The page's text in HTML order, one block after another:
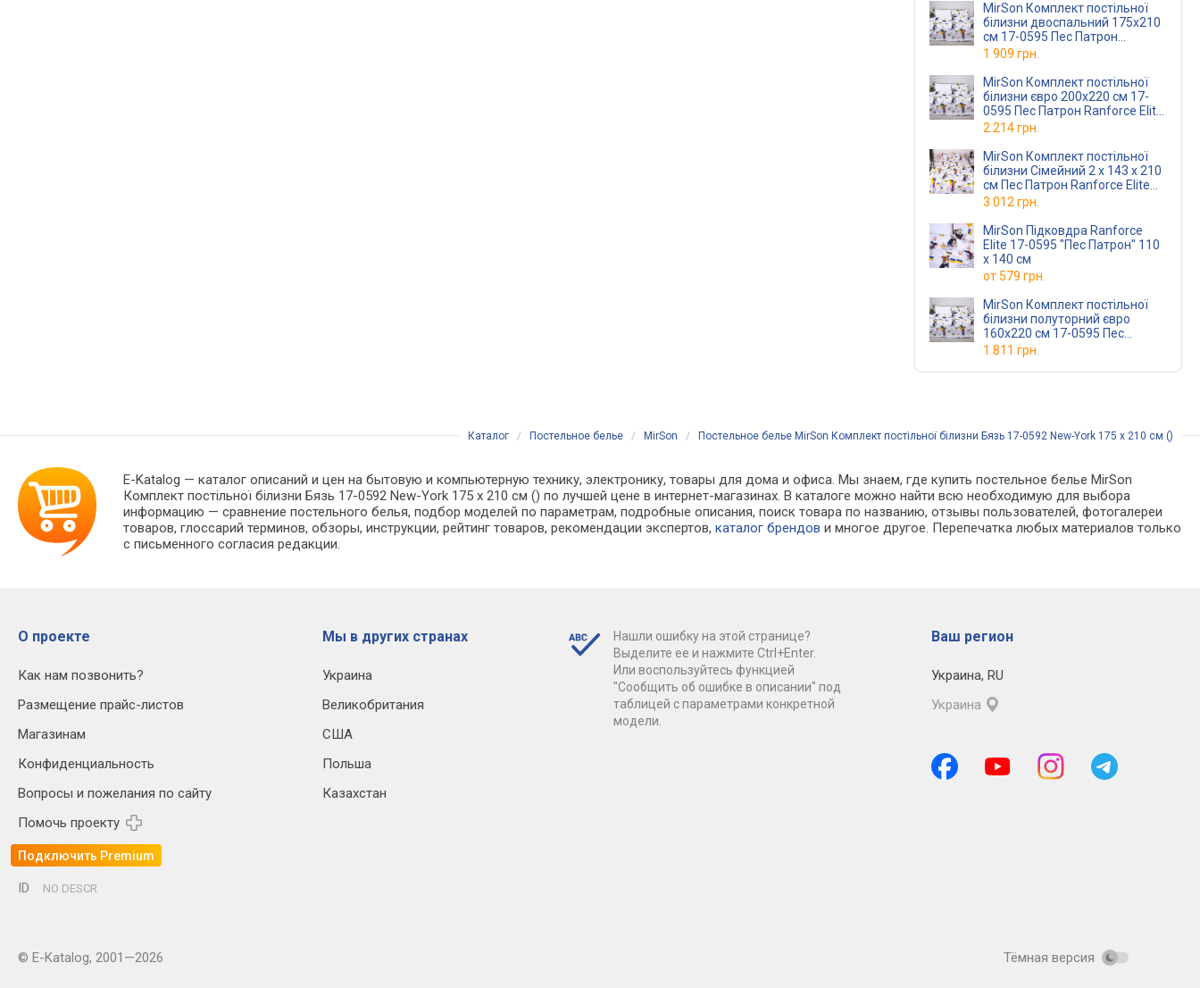
MirSon Комплект постільної
білизни двоспальний 175х210
см 17-0595 Пес Патрон
Ranforce Elite
1 909 грн.
MirSon Комплект постільної
білизни євро 200х220 см 17-
0595 Пес Патрон Ranforce Elite
(2200008418519)
2 214 грн.
MirSon Комплект постільної
білизни Сімейний 2 x 143 x 210
см Пес Патрон Ranforce Elite
17-0595
3 012 грн.
MirSon Підковдра Ranforce
Elite 17-0595 "Пес Патрон" 110
x 140 см
от579 грн.
MirSon Комплект постільної
білизни полуторний євро
160х220 см 17-0595 Пес
Патрон Ranforce Elite
(2200008418489)
1 811 грн.
Каталог / Постельное белье / MirSon / Постельное белье MirSon Комплект постільної білизни Бязь 17-0592 New-York 175 x 210 см ()
E-Katalog — каталог описаний и цен на бытовую и компьютерную технику, электронику, товары для дома и офиса. Мы знаем, где купить постельное белье MirSon
Комплект постільної білизни Бязь 17-0592 New-York 175 x 210 см () по лучшей цене в интернет-магазинах. В каталоге можно найти всю необходимую для выбора
информацию — сравнение постельного белья, подбор моделей по параметрам, подробные описания, поиск товара по названию, отзывы пользователей, фотогалереи
товаров, глоссарий терминов, обзоры, инструкции, рейтинг товаров, рекомендации экспертов,каталог брендов и многое другое. Перепечатка любых материалов только
с письменного согласия редакции.
О проекте
Как нам позвонить?
Размещение прайс-листов
Магазинам
Конфиденциальность
Вопросы и пожелания по сайту
Помочь проекту
Подключить Premium
Мы в других странах
Украина
Великобритания
США
Польша
Казахстан
Нашли ошибку на этой странице?
Выделите ее и нажмите Ctrl+Enter.
Или воспользуйтесь функцией
"Сообщить об ошибке в описании" под
таблицей с параметрами конкретной
модели.
Ваш регион
Украина, RU
Украина
ID NO DESCR
© E-Katalog, 2001—2026 Тёмная версия